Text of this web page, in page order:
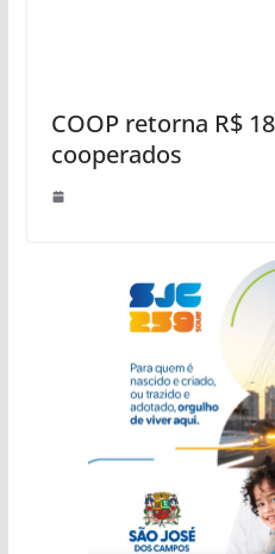
COOP retorna R$
cooperados